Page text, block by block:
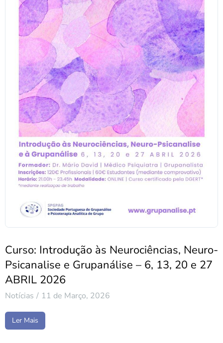
Curso: Introdução às Neurociências, Neuro-
Psicanalise e Grupanálise – 6, 13, 20 e 27
ABRIL 2026
Notícias 11 de Março, 2026
Ler Mais